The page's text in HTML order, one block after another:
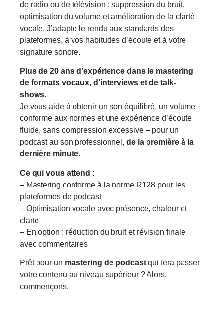
de radio ou de télévision : suppression du bruit,
optimisation du volume et amélioration de la clarté
vocale. J’adapte le rendu aux standards des
plateformes, à vos habitudes d’écoute et à votre
signature sonore.
Plus de 20 ans d’expérience dans le mastering
de formats vocaux, d’interviews et de talk-
shows.
Je vous aide à obtenir un son équilibré, un volume
conforme aux normes et une expérience d’écoute
fluide, sans compression excessive – pour un
podcast au son professionnel, de la première à la
dernière minute.
Ce qui vous attend :
– Mastering conforme à la norme R128 pour les
plateformes de podcast
– Optimisation vocale avec présence, chaleur et
clarté
– En option : réduction du bruit et révision finale
avec commentaires
Prêt pour un mastering de podcast qui fera passer
votre contenu au niveau supérieur ? Alors,
commençons.